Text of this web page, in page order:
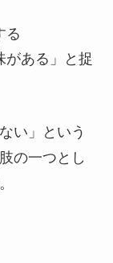
る
がある」と捉
い」という
の一つとし